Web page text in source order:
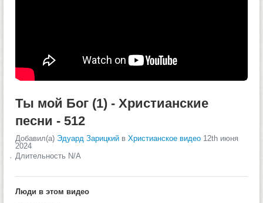
Ты мой Бог (1) - Христианские
песни - 512
Добавил(а) Эдуард Зарицкий в Христианское видео 12th июня
2024
Длительность N/A
Люди в этом видео